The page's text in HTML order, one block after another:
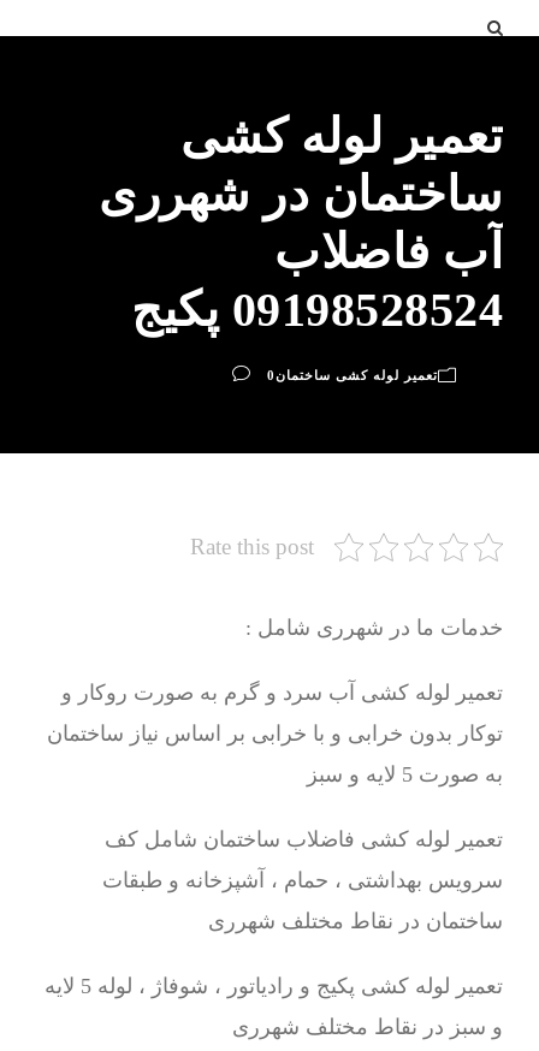
تعمیر لوله کشی
ساختمان در شهرری
آب فاضلاب
09198528524 پکیج
تعمیر لوله کشی ساختمان0
Rate this post
خدمات ما در شهرری شامل :
تعمیر لوله کشی آب سرد و گرم به صورت روکار و
توکار بدون خرابی و با خرابی بر اساس نیاز ساختمان
به صورت 5 لایه و سبز
تعمیر لوله کشی فاضلاب ساختمان شامل کف
سرویس بهداشتی ، حمام ، آشپزخانه و طبقات
ساختمان در نقاط مختلف شهرری
تعمیر لوله کشی پکیج و رادیاتور ، شوفاژ ، لوله 5 لایه
و سبز در نقاط مختلف شهرری